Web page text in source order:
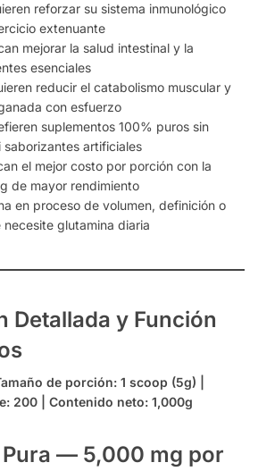
reforzar su sistema inmunológico
extenuante
mejorar la salud intestinal y la
esenciales
reducir el catabolismo muscular y
con esfuerzo
suplementos 100% puros sin
saborizantes artificiales
el mejor costo por porción con la
de mayor rendimiento
en proceso de volumen, definición o
glutamina diaria
Detallada y Función
de porción: 1 scoop (5g) |
200 | Contenido neto: 1,000g
— 5,000 mg por